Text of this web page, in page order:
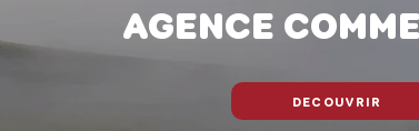
AGENCE
DECOUVRIR